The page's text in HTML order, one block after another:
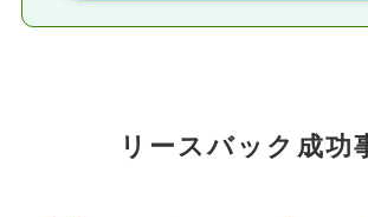
リースバック成功